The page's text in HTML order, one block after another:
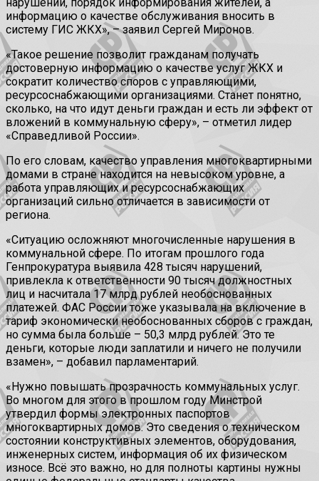
нарушений, порядок информирования жителей, а
информацию о качестве обслуживания вносить в
систему ГИС ЖКХ», – заявил Сергей Миронов.
«Такое решение позволит гражданам получать
достоверную информацию о качестве услуг ЖКХ и
сократит количество споров с управляющими,
ресурсоснабжающими организациями. Станет понятно,
сколько, на что идут деньги граждан и есть ли эффект от
вложений в коммунальную сферу», – отметил лидер
«Справедливой России».
По его словам, качество управления многоквартирными
домами в стране находится на невысоком уровне, а
работа управляющих и ресурсоснабжающих
организаций сильно отличается в зависимости от
региона.
«Ситуацию осложняют многочисленные нарушения в
коммунальной сфере. По итогам прошлого года
Генпрокуратура выявила 428 тысяч нарушений,
привлекла к ответственности 90 тысяч должностных
лиц и насчитала 17 млрд рублей необоснованных
платежей. ФАС России тоже указывала на включение в
тариф экономически необоснованных сборов с граждан,
но сумма была больше – 50,3 млрд рублей. Это те
деньги, которые люди заплатили и ничего не получили
взамен», – добавил парламентарий.
«Нужно повышать прозрачность коммунальных услуг.
Во многом для этого в прошлом году Минстрой
утвердил формы электронных паспортов
многоквартирных домов. Это сведения о техническом
состоянии конструктивных элементов, оборудования,
инженерных систем, информация об их физическом
износе. Всё это важно, но для полноты картины нужны